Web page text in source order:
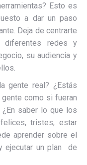
Esto es
a dar un paso
Deja de centrarte
diferentes redes y
su audiencia y
gente real? ¿Estás
como si fueran
¿En saber lo que los
tristes, estar
aprender sobre el
ejecutar un plan de